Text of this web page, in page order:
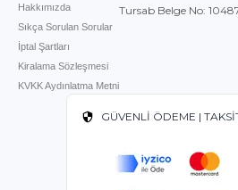
Hakkımızda
Sıkça Sorulan Sorular
İptal Şartları
Kiralama Sözleşmesi
KVKK Aydınlatma Metni
Tursab Belge No:
GÜVENLİ ÖDEME |